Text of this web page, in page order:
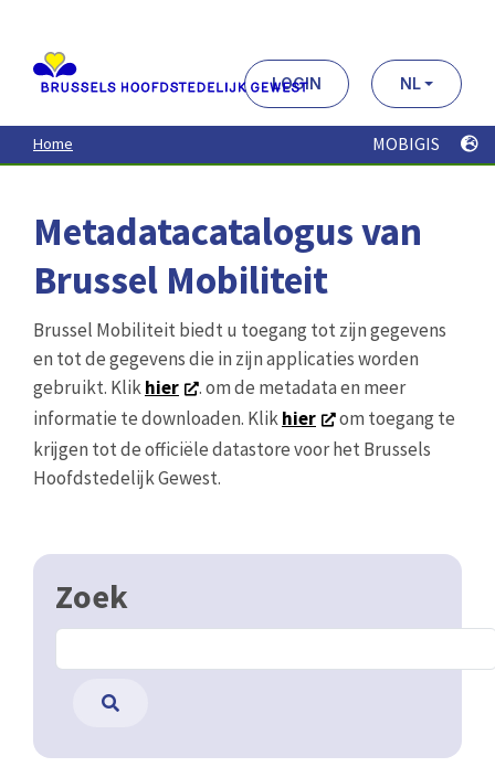
contenu
principal
LOGIN NL
Home MOBIGIS
Metadatacatalogus van
Brussel Mobiliteit
Brussel Mobiliteit biedt u toegang tot zijn gegevens
en tot de gegevens die in zijn applicaties worden
gebruikt. Klikhier
. om de metadata en meer
informatie te downloaden. Klikhier
om toegang te
krijgen tot de officiële datastore voor het Brussels
Hoofdstedelijk Gewest.
Zoek